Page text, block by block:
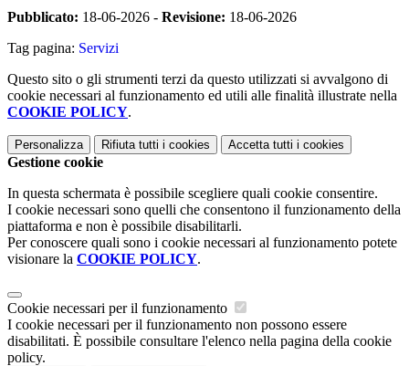
Pubblicato: 18-06-2026 - Revisione: 18-06-2026
Tag pagina: Servizi
Questo sito o gli strumenti terzi da questo utilizzati si avvalgono di
cookie necessari al funzionamento ed utili alle finalità illustrate nella
COOKIE POLICY.
Personalizza Rifiuta tutti i cookies Accetta tutti i cookies
Gestione cookie
In questa schermata è possibile scegliere quali cookie consentire.
I cookie necessari sono quelli che consentono il funzionamento della
piattaforma e non è possibile disabilitarli.
Per conoscere quali sono i cookie necessari al funzionamento potete
visionare la COOKIE POLICY.
Cookie necessari per il funzionamento
I cookie necessari per il funzionamento non possono essere
disabilitati. È possibile consultare l'elenco nella pagina della cookie
policy.